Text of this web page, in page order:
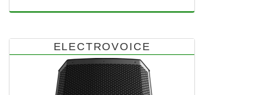
ELECTROVOICE